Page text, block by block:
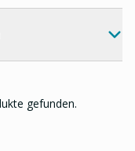
gefunden.